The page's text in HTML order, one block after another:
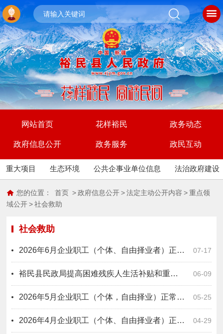
网站首页 花样裕民 政务动态
政府信息公开 政务服务 政民互动
重大项目 生态环境 公共企事业单位信息 法治政府建设
您的位置： 首页 > 政府信息公开 > 法定主动公开内容 > 重点领
域公开 > 社会救助
社会救助
07-17
2026年6月企业职工（个体、自由择业者）正常退休公示
06-09
裕民县民政局提高困难残疾人生活补贴和重度残疾人护理补贴标准公开
05-25
2026年5月企业职工（个体，自由择业）正常退休公示
04-29
2026年4月企业职工（个体、自由择业者）正常退休公示